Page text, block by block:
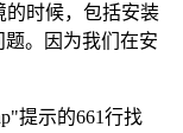
的时候，包括安装
题。因为我们在安
提示的661行找